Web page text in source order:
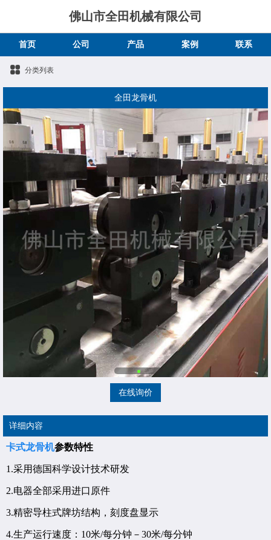
佛山市全田机械有限公司
首页 公司 产品 案例 联系
分类列表
全田龙骨机
在线询价
详细内容
卡式龙骨机参数特性
1.采用德国科学设计技术研发
2.电器全部采用进口原件
3.精密导柱式牌坊结构，刻度盘显示
4.生产运行速度：10米/每分钟－30米/每分钟